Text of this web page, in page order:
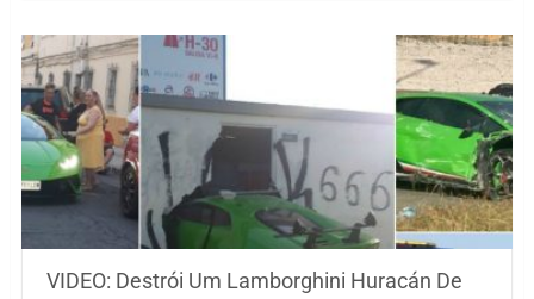
VIDEO: Destrói Um Lamborghini Huracán De